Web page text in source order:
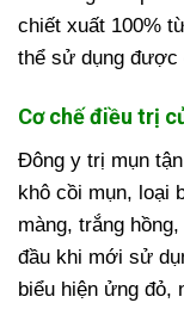
chiết xuất 100%
thể sử dụng được
Cơ chế điều trị
Đông y trị mụn
khô cồi mụn, loại
màng, trắng
đầu khi mới sử
biểu hiện ửng đỏ,